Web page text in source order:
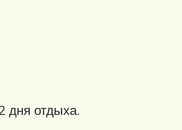
дня отдыха.